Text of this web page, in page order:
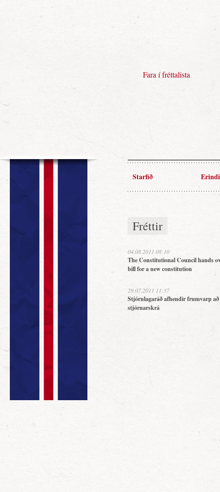
Fara í fréttalista
Starfið Erindi
Fréttir
04.08.2011 08:10
The Constitutional Council hands
bill for a new constitution
29.07.2011 11:37
Stjórnlagaráð afhendir frumvarp
stjórnarskrá